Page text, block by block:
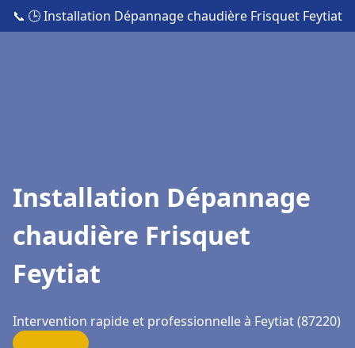
📞 🕒 Installation Dépannage chaudière Frisquet Feytiat
Installation Dépannage
chaudière Frisquet
Feytiat
Intervention rapide et professionnelle à Feytiat (87220)